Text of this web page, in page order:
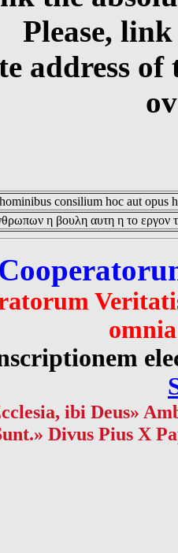
Please,
address
consilium hoc aut opus
η βουλη αυτη η το εργον
ibi Deus»
Divus Pius X